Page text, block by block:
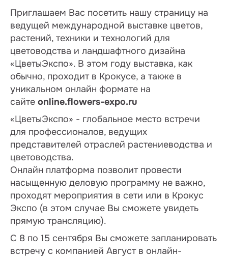
Приглашаем Вас посетить нашу страницу на
ведущей международной выставке цветов,
растений, техники и технологий для
цветоводства и ландшафтного дизайна
«ЦветыЭкспо». В этом году выставка, как
обычно, проходит в Крокусе, а также в
уникальном онлайн формате на
сайте online.flowers-expo.ru
«ЦветыЭкспо» - глобальное место встречи
для профессионалов, ведущих
представителей отраслей растениеводства и
цветоводства.
Онлайн платформа позволит провести
насыщенную деловую программу не важно,
проходят мероприятия в сети или в Крокус
Экспо (в этом случае Вы сможете увидеть
прямую трансляцию).
С 8 по 15 сентября Вы сможете запланировать
встречу с компанией Август в онлайн-